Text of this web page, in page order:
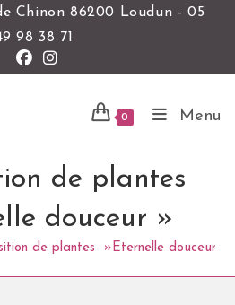
Chinon 86200 Loudun - 05
98 38 71
0 Menu
de plantes
douceur »
de plantes »Eternelle douceur »